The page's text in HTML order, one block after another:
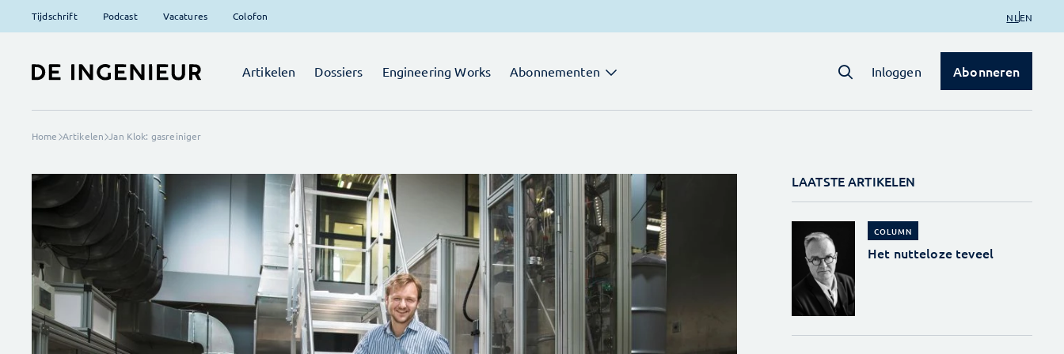
Tijdschrift Podcast Vacatures Colofon NL EN
Artikelen Dossiers Engineering Works Abonnementen Inloggen Abonneren
Home Artikelen Jan Klok: gasreiniger
LAATSTE ARTIKELEN
COLUMN
Het nutteloze teveel